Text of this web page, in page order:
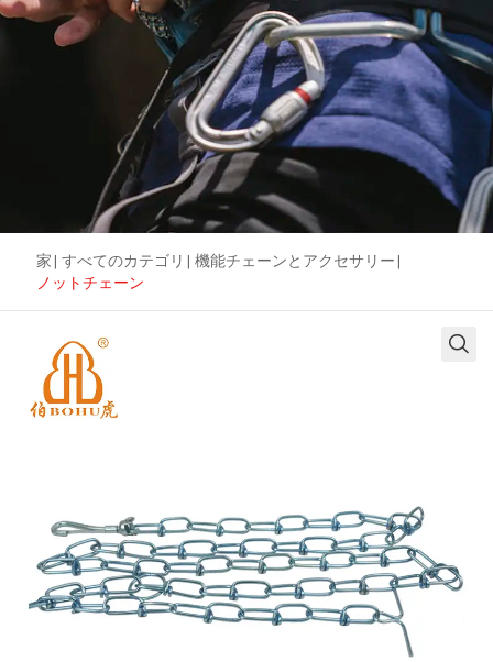
家| すべてのカテゴリ | 機能チェーンとアクセサリー|
ノットチェーン